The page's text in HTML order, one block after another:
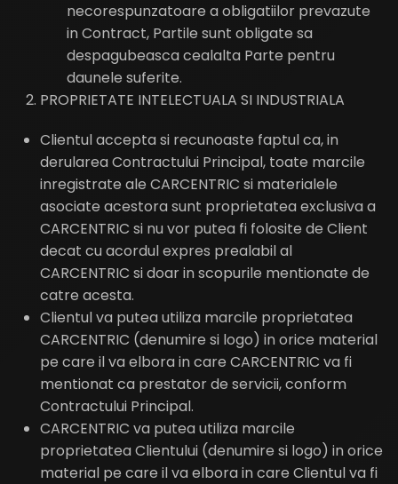
necorespunzatoare a obligatiilor prevazute
in Contract, Partile sunt obligate sa
despagubeasca cealalta Parte pentru
daunele suferite.
PROPRIETATE INTELECTUALA SI INDUSTRIALA
Clientul accepta si recunoaste faptul ca, in
derularea Contractului Principal, toate marcile
inregistrate ale CARCENTRIC si materialele
asociate acestora sunt proprietatea exclusiva a
CARCENTRIC si nu vor putea fi folosite de Client
decat cu acordul expres prealabil al
CARCENTRIC si doar in scopurile mentionate de
catre acesta.
Clientul va putea utiliza marcile proprietatea
CARCENTRIC (denumire si logo) in orice material
pe care il va elbora in care CARCENTRIC va fi
mentionat ca prestator de servicii, conform
Contractului Principal.
CARCENTRIC va putea utiliza marcile
proprietatea Clientului (denumire si logo) in orice
material pe care il va elbora in care Clientul va fi